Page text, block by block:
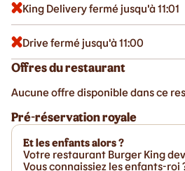
King Delivery fermé jusqu'à 11:01
Drive fermé jusqu'à 11:00
Offres du restaurant
Aucune offre disponible dans ce
Pré-réservation royale
Et les enfants alors ?
Votre restaurant Burger King
Vous connaissiez les enfants-roi